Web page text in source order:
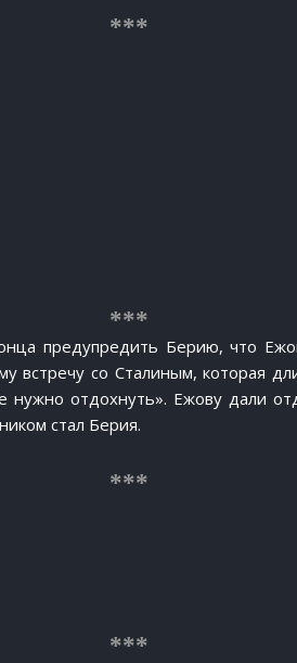
предупредить Берию, что
встречу со Сталиным, которая
нужно отдохнуть». Ежову дали
стал Берия.